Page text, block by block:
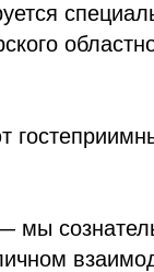
мы